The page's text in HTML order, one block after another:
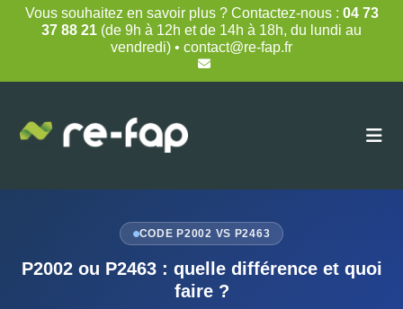
Vous souhaitez en savoir plus ? Contactez-nous : 04 73
37 88 21 (de 9h à 12h et de 14h à 18h, du lundi au
vendredi) • contact@re-fap.fr
CODE P2002 VS P2463
P2002 ou P2463 : quelle différence et quoi
faire ?